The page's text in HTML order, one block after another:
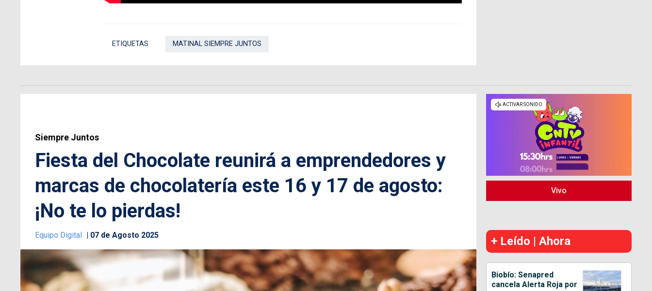
ETIQUETAS MATINAL SIEMPRE JUNTOS
Siempre Juntos
Fiesta del Chocolate reunirá a emprendedores y
marcas de chocolatería este 16 y 17 de agosto:
¡No te lo pierdas!
Equipo Digital 07 de Agosto 2025
Vivo
+ Leído | Ahora
Biobío: Senapred
cancela Alerta Roja por